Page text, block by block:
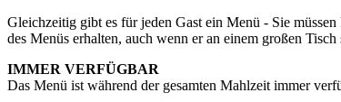
Gleichzeitig gibt es für jeden Gast ein Menü - Sie
des Menüs erhalten, auch wenn er an einem großen Tisch
IMMER VERFÜGBAR
Das Menü ist während der gesamten Mahlzeit immer